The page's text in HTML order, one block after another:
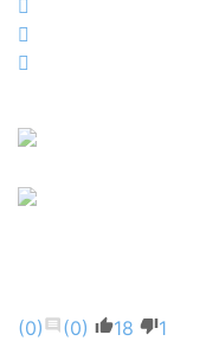
(0) (0) 18
1